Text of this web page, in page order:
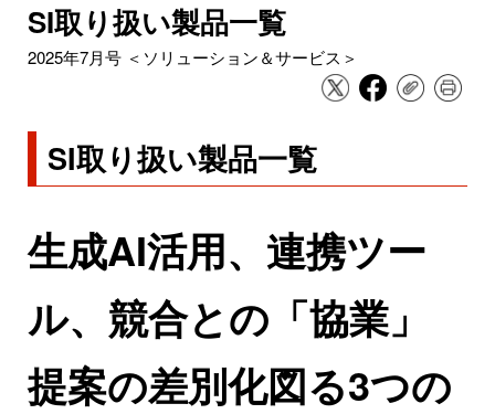
SI取り扱い製品一覧
2025年7月号 ＜ソリューション＆サービス＞
SI取り扱い製品一覧
生成AI活用、連携ツー
ル、競合との「協業」
提案の差別化図る3つの